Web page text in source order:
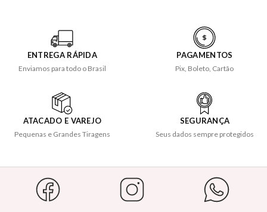
ENTREGA RÁPIDA
Enviamos para todo o Brasil
PAGAMENTOS
Pix, Boleto, Cartão
ATACADO E VAREJO
Pequenas e Grandes Tiragens
SEGURANÇA
Seus dados sempre protegidos